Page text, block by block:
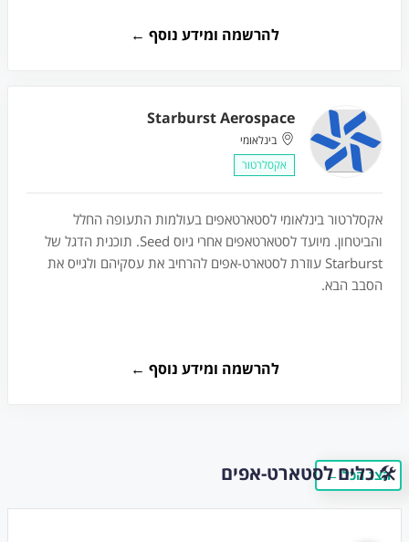
להרשמה ומידע נוסף ←
Starburst Aerospace
בינלאומי
אקסלרטור
אקסלרטור בינלאומי לסטארטאפים בעולמות התעופה החלל
והביטחון. מיועד לסטארטאפים אחרי גיוס Seed. תוכנית הדגל של
Starburst עוזרת לסטארט-אפים להרחיב את עסקיהם ולגייס את
הסבב הבא.
להרשמה ומידע נוסף ←
🛠️כלים לסטארט-אפים
← הצג הכל